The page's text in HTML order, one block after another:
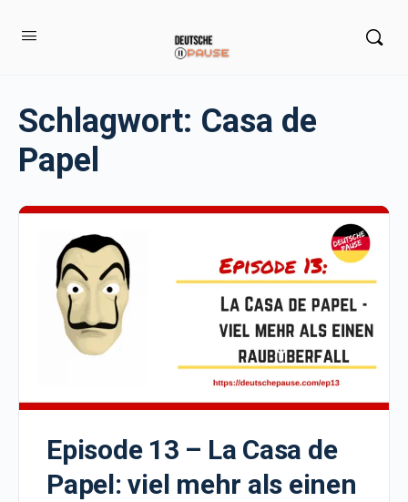
Schlagwort: Casa de
Papel
Episode 13 – La Casa de
Papel: viel mehr als einen